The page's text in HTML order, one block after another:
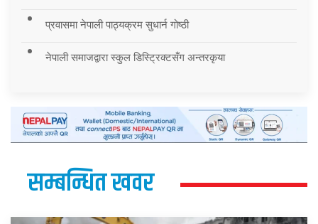
प्रवासमा नेपाली पाठ्यक्रम सुधार्न गोष्ठी
नेपाली समाजद्वारा स्कुल डिस्ट्रिक्टसँग अन्तरकृया
सम्बन्धित खवर